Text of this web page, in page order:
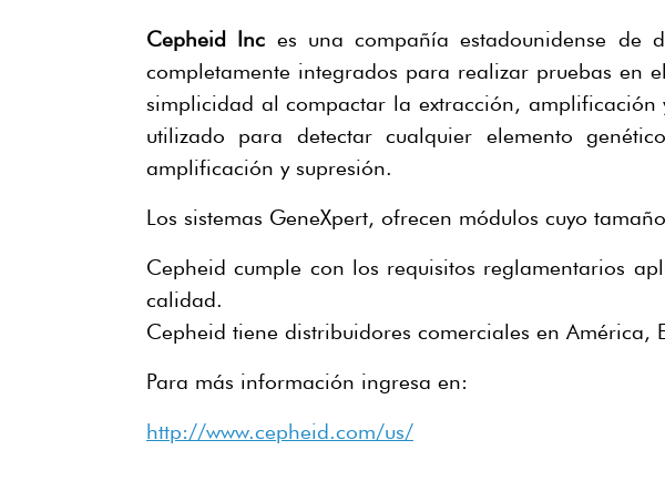
Cepheid Inc es una compañía estadounidense de
completamente integrados para realizar pruebas en
simplicidad al compactar la extracción, amplificación
utilizado para detectar cualquier elemento
amplificación y supresión.
Los sistemas GeneXpert, ofrecen módulos cuyo
Cepheid cumple con los requisitos reglamentarios
calidad.
Cepheid tiene distribuidores comerciales en América,
Para más información ingresa en:
http://www.cepheid.com/us/